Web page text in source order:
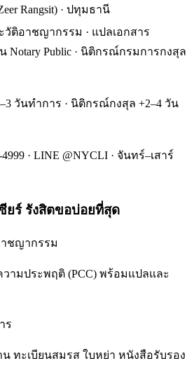
Rangsit) · ปทุมธานี
วัติอาชญากรรม · แปลเอกสาร
Notary Public · นิติกรณ์กรมการกงสุล
วันทำการ · นิติกรณ์กงสุล +2–4 วัน
· LINE @NYCLI · จันทร์–เสาร์
ยร์ รังสิตขอบ่อยที่สุด
ชญากรรม
ามประพฤติ (PCC) พร้อมแปลและ
ร
ทะเบียนสมรส ใบหย่า หนังสือรับรอง